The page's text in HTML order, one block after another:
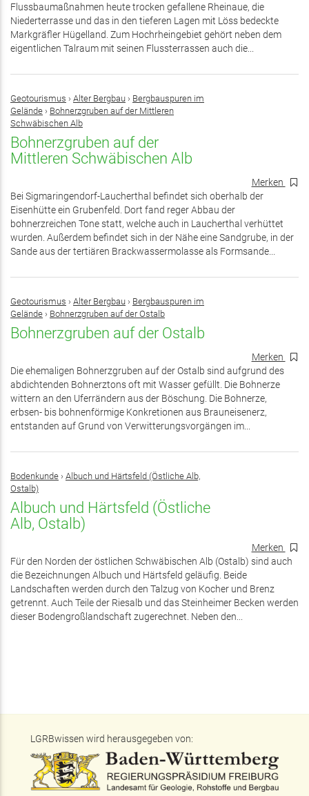
Flussbaumaßnahmen heute trocken gefallene Rheinaue, die
Niederterrasse und das in den tieferen Lagen mit Löss bedeckte
Markgräfler Hügelland. Zum Hochrheingebiet gehört neben dem
eigentlichen Talraum mit seinen Flussterrassen auch die...
Geotourismus › Alter Bergbau › Bergbauspuren im
Gelände › Bohnerzgruben auf der Mittleren
Schwäbischen Alb
Bohnerzgruben auf der
Mittleren Schwäbischen Alb
Merken
Bei Sigmaringendorf-Laucherthal befindet sich oberhalb der
Eisenhütte ein Grubenfeld. Dort fand reger Abbau der
bohnerzreichen Tone statt, welche auch in Laucherthal verhüttet
wurden. Außerdem befindet sich in der Nähe eine Sandgrube, in der
Sande aus der tertiären Brackwassermolasse als Formsande...
Geotourismus › Alter Bergbau › Bergbauspuren im
Gelände › Bohnerzgruben auf der Ostalb
Bohnerzgruben auf der Ostalb
Merken
Die ehemaligen Bohnerzgruben auf der Ostalb sind aufgrund des
abdichtenden Bohnerztons oft mit Wasser gefüllt. Die Bohnerze
wittern an den Uferrändern aus der Böschung. Die Bohnerze,
erbsen- bis bohnenförmige Konkretionen aus Brauneisenerz,
entstanden auf Grund von Verwitterungsvorgängen im...
Bodenkunde › Albuch und Härtsfeld (Östliche Alb,
Ostalb)
Albuch und Härtsfeld (Östliche
Alb, Ostalb)
Merken
Für den Norden der östlichen Schwäbischen Alb (Ostalb) sind auch
die Bezeichnungen Albuch und Härtsfeld geläufig. Beide
Landschaften werden durch den Talzug von Kocher und Brenz
getrennt. Auch Teile der Riesalb und das Steinheimer Becken werden
dieser Bodengroßlandschaft zugerechnet. Neben den...
LGRBwissen wird herausgegeben von: